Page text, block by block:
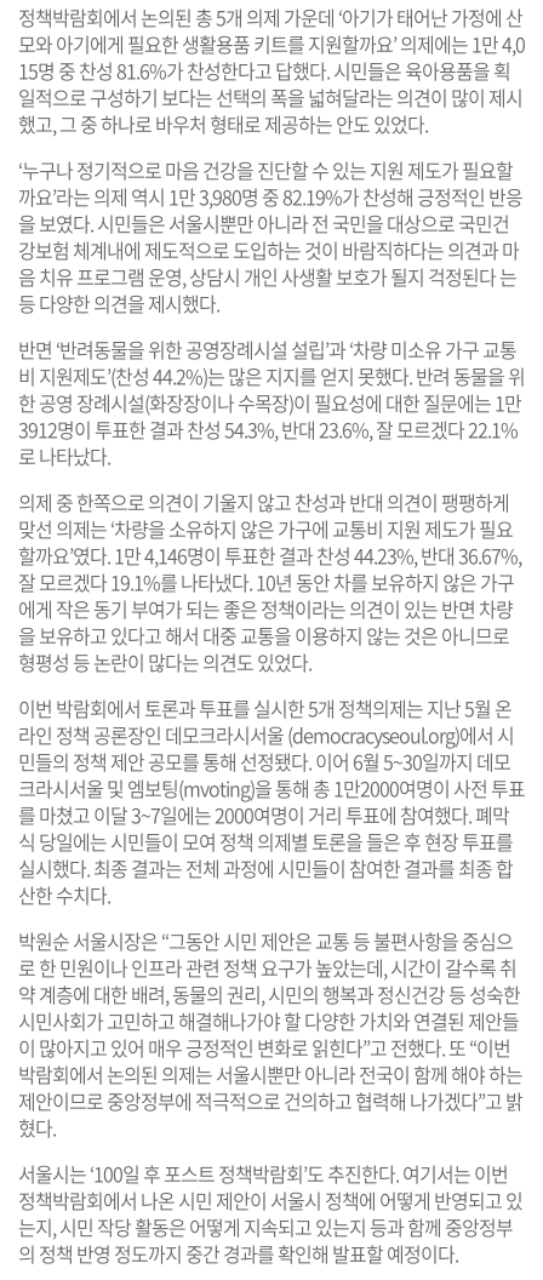
정책박람회에서 논의된 총 5개 의제 가운데 ‘아기가 태어난 가정에 산
모와 아기에게 필요한 생활용품 키트를 지원할까요’ 의제에는 1만 4,0
15명 중 찬성 81.6%가 찬성한다고 답했다. 시민들은 육아용품을 획
일적으로 구성하기 보다는 선택의 폭을 넓혀달라는 의견이 많이 제시
했고, 그 중 하나로 바우처 형태로 제공하는 안도 있었다.
‘누구나 정기적으로 마음 건강을 진단할 수 있는 지원 제도가 필요할
까요’라는 의제 역시 1만 3,980명 중 82.19%가 찬성해 긍정적인 반응
을 보였다. 시민들은 서울시뿐만 아니라 전 국민을 대상으로 국민건
강보험 체계내에 제도적으로 도입하는 것이 바람직하다는 의견과 마
음 치유 프로그램 운영, 상담시 개인 사생활 보호가 될지 걱정된다 는
등 다양한 의견을 제시했다.
반면 ‘반려동물을 위한 공영장례시설 설립’과 ‘차량 미소유 가구 교통
비 지원제도’(찬성 44.2%)는 많은 지지를 얻지 못했다. 반려 동물을 위
한 공영 장례시설(화장장이나 수목장)이 필요성에 대한 질문에는 1만
3912명이 투표한 결과 찬성 54.3%, 반대 23.6%, 잘 모르겠다 22.1%
로 나타났다.
의제 중 한쪽으로 의견이 기울지 않고 찬성과 반대 의견이 팽팽하게
맞선 의제는 ‘차량을 소유하지 않은 가구에 교통비 지원 제도가 필요
할까요’였다. 1만 4,146명이 투표한 결과 찬성 44.23%, 반대 36.67%,
잘 모르겠다 19.1%를 나타냈다. 10년 동안 차를 보유하지 않은 가구
에게 작은 동기 부여가 되는 좋은 정책이라는 의견이 있는 반면 차량
을 보유하고 있다고 해서 대중 교통을 이용하지 않는 것은 아니므로
형평성 등 논란이 많다는 의견도 있었다.
이번 박람회에서 토론과 투표를 실시한 5개 정책의제는 지난 5월 온
라인 정책 공론장인 데모크라시서울 (democracyseoul.org)에서 시
민들의 정책 제안 공모를 통해 선정됐다. 이어 6월 5~30일까지 데모
크라시서울 및 엠보팅(mvoting)을 통해 총 1만2000여명이 사전 투표
를 마쳤고 이달 3~7일에는 2000여명이 거리 투표에 참여했다. 폐막
식 당일에는 시민들이 모여 정책 의제별 토론을 들은 후 현장 투표를
실시했다. 최종 결과는 전체 과정에 시민들이 참여한 결과를 최종 합
산한 수치다.
박원순 서울시장은 “그동안 시민 제안은 교통 등 불편사항을 중심으
로 한 민원이나 인프라 관련 정책 요구가 높았는데, 시간이 갈수록 취
약 계층에 대한 배려, 동물의 권리, 시민의 행복과 정신건강 등 성숙한
시민사회가 고민하고 해결해나가야 할 다양한 가치와 연결된 제안들
이 많아지고 있어 매우 긍정적인 변화로 읽힌다”고 전했다. 또 “이번
박람회에서 논의된 의제는 서울시뿐만 아니라 전국이 함께 해야 하는
제안이므로 중앙정부에 적극적으로 건의하고 협력해 나가겠다”고 밝
혔다.
서울시는 ‘100일 후 포스트 정책박람회’도 추진한다. 여기서는 이번
정책박람회에서 나온 시민 제안이 서울시 정책에 어떻게 반영되고 있
는지, 시민 작당 활동은 어떻게 지속되고 있는지 등과 함께 중앙정부
의 정책 반영 정도까지 중간 경과를 확인해 발표할 예정이다.